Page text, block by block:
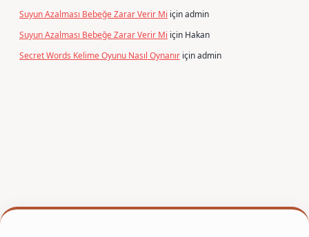
Suyun Azalması Bebeğe Zarar Verir Mi içinadmin
Suyun Azalması Bebeğe Zarar Verir Mi için Hakan
Secret Words Kelime Oyunu Nasıl Oynanır içinadmin